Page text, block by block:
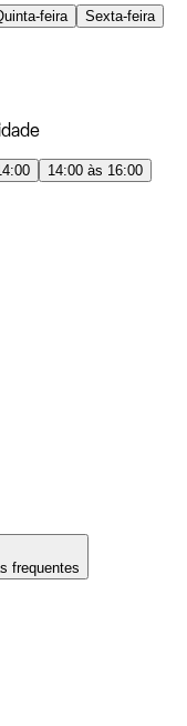
feira
Sexta-feira
14:00 às 16:00
frequentes